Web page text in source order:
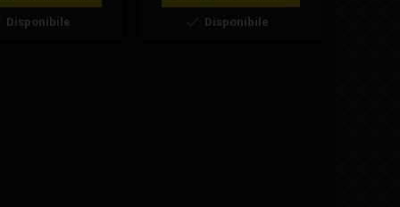
anteriore
Disponibile  Disponibile